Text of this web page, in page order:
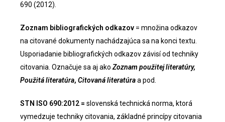
690 (2012).
Zoznam bibliografických odkazov = množina odkazov
na citované dokumenty nachádzajúca sa na konci textu.
Usporiadanie bibliografických odkazov závisí od techniky
citovania. Označuje sa aj akoZoznam použitej literatúry,
Použitá literatúra, Citovaná literatúraa pod.
STN ISO 690:2012 = slovenská technická norma, ktorá
vymedzuje techniky citovania, základné princípy citovania